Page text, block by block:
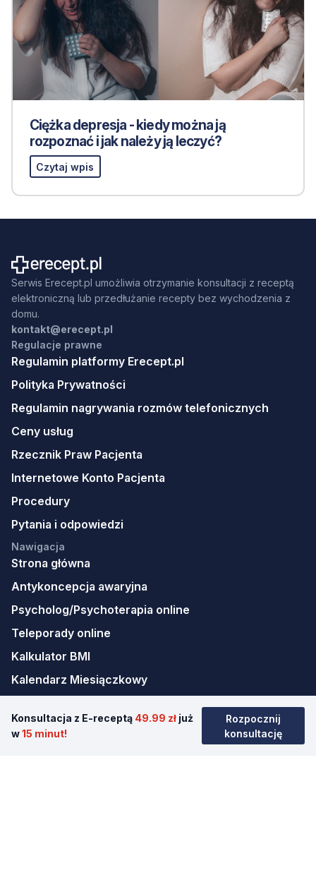
Konsultacja z E-receptą 49.99 zł już
w15 minut!
Rozpocznij
konsultację
Ciężka depresja - kiedy można ją
rozpoznać i jak należy ją leczyć?
Czytaj wpis
Serwis Erecept.pl umożliwia otrzymanie konsultacji z receptą
elektroniczną lub przedłużanie recepty bez wychodzenia z
domu.
kontakt@erecept.pl
Regulacje prawne
Regulamin platformy Erecept.pl
Polityka Prywatności
Regulamin nagrywania rozmów telefonicznych
Ceny usług
Rzecznik Praw Pacjenta
Internetowe Konto Pacjenta
Procedury
Pytania i odpowiedzi
Nawigacja
Strona główna
Antykoncepcja awaryjna
Psycholog/Psychoterapia online
Teleporady online
Kalkulator BMI
Kalendarz Miesiączkowy
Mapa strony